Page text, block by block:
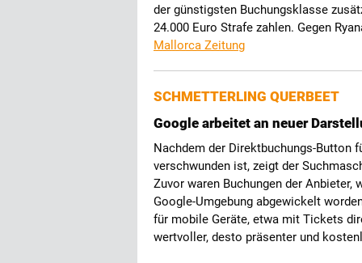
der günstigsten Buchungsklasse
24.000 Euro Strafe zahlen. Gegen
Mallorca Zeitung
SCHMETTERLING QUERBEET
Google arbeitet an neuer
Nachdem der Direktbuchungs-Button
verschwunden ist, zeigt der
Zuvor waren Buchungen der
Google-Umgebung abgewickelt
für mobile Geräte, etwa mit Tickets
wertvoller, desto präsenter und